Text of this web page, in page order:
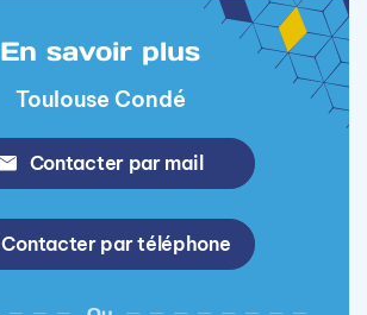
En savoir plus
Toulouse Condé
Contacter par mail
Contacter par téléphone